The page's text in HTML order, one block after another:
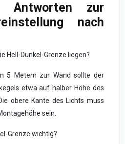
Antworten zur
nach
Hell-Dunkel-Grenze liegen?
5 Metern zur Wand sollte der
etwa auf halber Höhe des
obere Kante des Lichts muss
sein.
Grenze wichtig?